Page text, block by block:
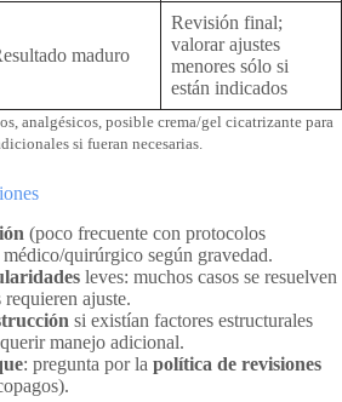
maduro
Revisión final;
valorar ajustes
menores sólo si
están indicados
analgésicos, posible crema/gel cicatrizante para
si fueran necesarias.
(poco frecuente con protocolos
quirúrgico según gravedad.
leves: muchos casos se resuelven
ajuste.
si existían factores estructurales
manejo adicional.
: pregunta por la política de revisiones